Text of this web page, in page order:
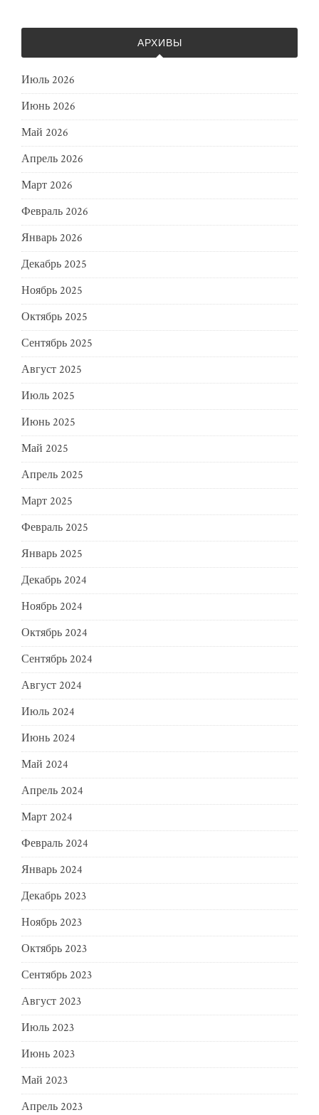
АРХИВЫ
Июль 2026
Июнь 2026
Май 2026
Апрель 2026
Март 2026
Февраль 2026
Январь 2026
Декабрь 2025
Ноябрь 2025
Октябрь 2025
Сентябрь 2025
Август 2025
Июль 2025
Июнь 2025
Май 2025
Апрель 2025
Март 2025
Февраль 2025
Январь 2025
Декабрь 2024
Ноябрь 2024
Октябрь 2024
Сентябрь 2024
Август 2024
Июль 2024
Июнь 2024
Май 2024
Апрель 2024
Март 2024
Февраль 2024
Январь 2024
Декабрь 2023
Ноябрь 2023
Октябрь 2023
Сентябрь 2023
Август 2023
Июль 2023
Июнь 2023
Май 2023
Апрель 2023